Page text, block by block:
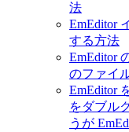
法
EmEditor
する方法
EmEditor
のファイ
EmEditor
をダブル
うが